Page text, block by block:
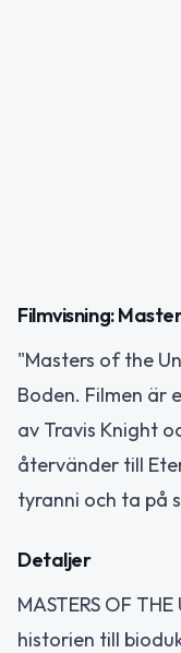
Filmvisning:
"Masters of the
Boden. Filmen är
av Travis Knight
återvänder till
tyranni och ta på
Detaljer
MASTERS OF
historien till